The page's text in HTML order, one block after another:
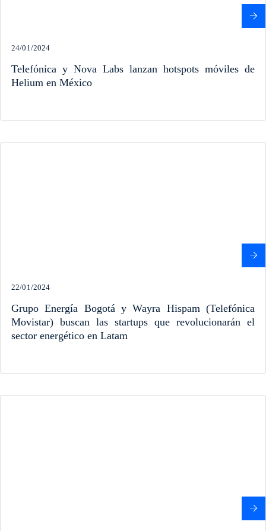
24/01/2024
Telefónica y Nova Labs lanzan hotspots móviles de
Helium en México
22/01/2024
Grupo Energía Bogotá y Wayra Hispam (Telefónica
Movistar) buscan las startups que revolucionarán el
sector energético en Latam